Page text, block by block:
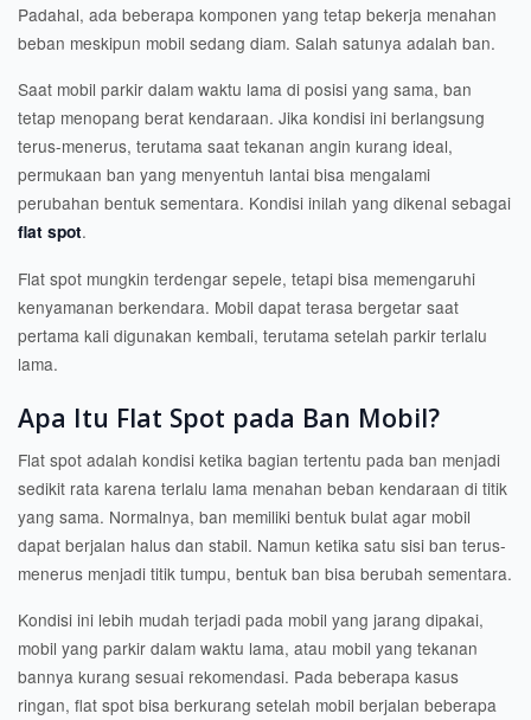
Padahal, ada beberapa komponen yang tetap bekerja menahan
beban meskipun mobil sedang diam. Salah satunya adalah ban.
Saat mobil parkir dalam waktu lama di posisi yang sama, ban
tetap menopang berat kendaraan. Jika kondisi ini berlangsung
terus-menerus, terutama saat tekanan angin kurang ideal,
permukaan ban yang menyentuh lantai bisa mengalami
perubahan bentuk sementara. Kondisi inilah yang dikenal sebagai
flat spot.
Flat spot mungkin terdengar sepele, tetapi bisa memengaruhi
kenyamanan berkendara. Mobil dapat terasa bergetar saat
pertama kali digunakan kembali, terutama setelah parkir terlalu
lama.
Apa Itu Flat Spot pada Ban Mobil?
Flat spot adalah kondisi ketika bagian tertentu pada ban menjadi
sedikit rata karena terlalu lama menahan beban kendaraan di titik
yang sama. Normalnya, ban memiliki bentuk bulat agar mobil
dapat berjalan halus dan stabil. Namun ketika satu sisi ban terus-
menerus menjadi titik tumpu, bentuk ban bisa berubah sementara.
Kondisi ini lebih mudah terjadi pada mobil yang jarang dipakai,
mobil yang parkir dalam waktu lama, atau mobil yang tekanan
bannya kurang sesuai rekomendasi. Pada beberapa kasus
ringan, flat spot bisa berkurang setelah mobil berjalan beberapa